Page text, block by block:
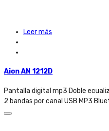
Leer más
Aion AN 1212D
Pantalla digital mp3 Doble
2 bandas por canal USB MP3